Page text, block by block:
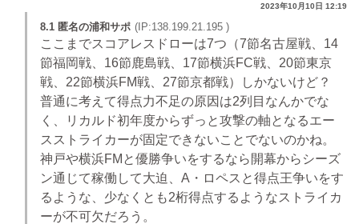
2023年10月10日 12:19
8.1 匿名の浦和サポ (IP:138.199.21.195 )
ここまでスコアレスドローは7つ（7節名古屋戦、14
節福岡戦、16節鹿島戦、17節横浜FC戦、20節東京
戦、22節横浜FM戦、27節京都戦）しかないけど？
普通に考えて得点力不足の原因は2列目なんかでな
く、リカルド初年度からずっと攻撃の軸となるエー
スストライカーが固定できないことでないのかね。
神戸や横浜FMと優勝争いをするなら開幕からシーズ
ン通じて稼働して大迫、A・ロペスと得点王争いをす
るような、少なくとも2桁得点するようなストライカ
ーが不可欠だろう。